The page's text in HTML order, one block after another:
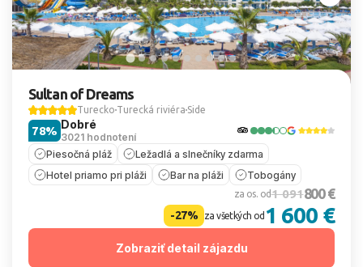
Sultan of Dreams
Turecko Turecká riviéra Side
Dobré
3021 hodnotení
78%
Piesočná pláž
Ležadlá a slnečníky zdarma
Hotel priamo pri pláži
Bar na pláži Tobogány
za os. od1 091800 €
-27% za všetkých od 1 600 €
Zobraziť detail zájazdu